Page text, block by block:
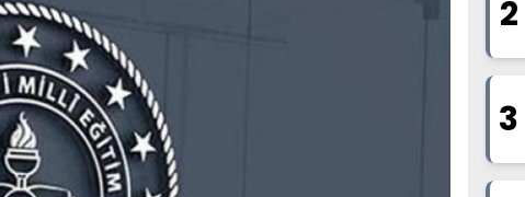
2
3